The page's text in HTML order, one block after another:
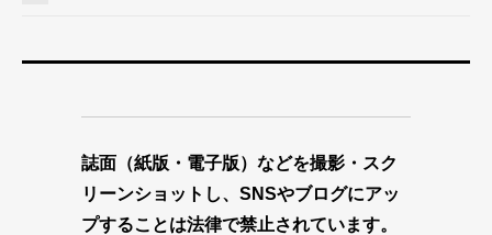
誌面（紙版・電子版）などを撮影・スク
リーンショットし、SNSやブログにアッ
プすることは法律で禁止されています。